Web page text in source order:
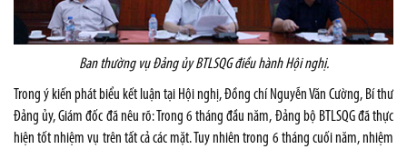
Ban thường vụ Đảng ủy BTLSQG điều hành Hội nghị.
Trong ý kiến phát biểu kết luận tại Hội nghị, Đồng chí Nguyễn Văn Cường, Bí thư
Đảng ủy, Giám đốc đã nêu rõ: Trong 6 tháng đầu năm, Đảng bộ BTLSQG đã thực
hiện tốt nhiệm vụ trên tất cả các mặt. Tuy nhiên trong 6 tháng cuối năm, nhiệm